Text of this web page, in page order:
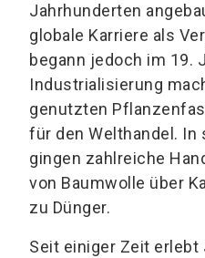
Jahrhunderten
globale Karriere als
begann jedoch im 19.
Industrialisierung
genutzten
für den Welthandel.
gingen zahlreiche
von Baumwolle über
zu Dünger.
Seit einiger Zeit erlebt